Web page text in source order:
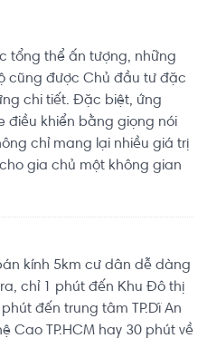
tổng thể ấn tượng, những
cũng được Chủ đầu tư đặc
chi tiết. Đặc biệt, ứng
điều khiển bằng giọng nói
chỉ mang lại nhiều giá trị
gia chủ một không gian
kính 5km cư dân dễ dàng
chỉ 1 phút đến Khu Đô thị
đến trung tâm TP.Dĩ An
Cao TP.HCM hay 30 phút về